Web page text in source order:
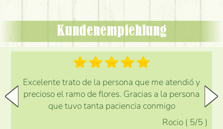
Kundenempfehlung
Excelente trato de la persona que me atendió y
precioso el ramo de flores. Gracias a la persona
que tuvo tanta paciencia conmigo
Rocio ( 5/5 )